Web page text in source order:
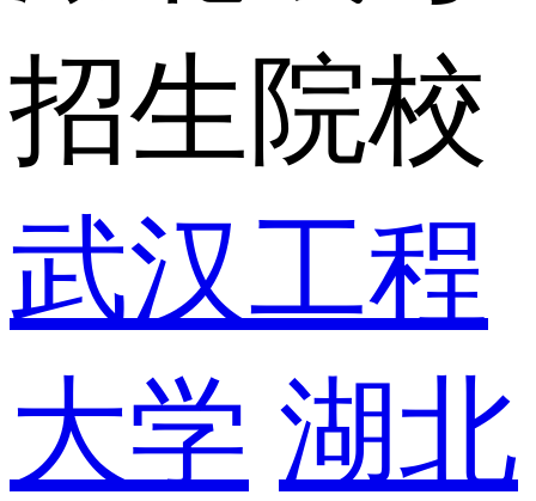
招生院校
武汉工程
大学 湖北